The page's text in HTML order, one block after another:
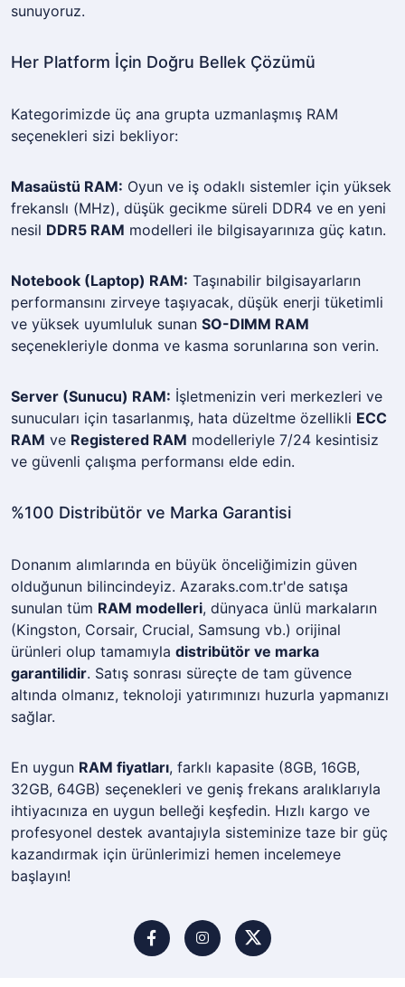
sunuyoruz.
Her Platform İçin Doğru Bellek Çözümü
Kategorimizde üç ana grupta uzmanlaşmış RAM
seçenekleri sizi bekliyor:
Masaüstü RAM: Oyun ve iş odaklı sistemler için yüksek
frekanslı (MHz), düşük gecikme süreli DDR4 ve en yeni
nesil DDR5 RAM modelleri ile bilgisayarınıza güç katın.
Notebook (Laptop) RAM: Taşınabilir bilgisayarların
performansını zirveye taşıyacak, düşük enerji tüketimli
ve yüksek uyumluluk sunan SO-DIMM RAM
seçenekleriyle donma ve kasma sorunlarına son verin.
Server (Sunucu) RAM: İşletmenizin veri merkezleri ve
sunucuları için tasarlanmış, hata düzeltme özellikli ECC
RAM ve Registered RAM modelleriyle 7/24 kesintisiz
ve güvenli çalışma performansı elde edin.
%100 Distribütör ve Marka Garantisi
Donanım alımlarında en büyük önceliğimizin güven
olduğunun bilincindeyiz. Azaraks.com.tr'de satışa
sunulan tüm RAM modelleri, dünyaca ünlü markaların
(Kingston, Corsair, Crucial, Samsung vb.) orijinal
ürünleri olup tamamıyla distribütör ve marka
garantilidir. Satış sonrası süreçte de tam güvence
altında olmanız, teknoloji yatırımınızı huzurla yapmanızı
sağlar.
En uygun RAM fiyatları, farklı kapasite (8GB, 16GB,
32GB, 64GB) seçenekleri ve geniş frekans aralıklarıyla
ihtiyacınıza en uygun belleği keşfedin. Hızlı kargo ve
profesyonel destek avantajıyla sisteminize taze bir güç
kazandırmak için ürünlerimizi hemen incelemeye
başlayın!